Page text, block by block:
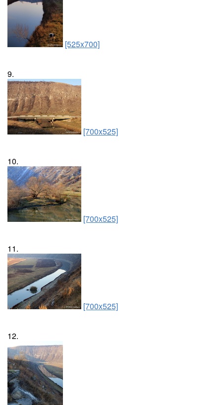
[525x700]
9.
[700x525]
10.
[700x525]
11.
[700x525]
12.